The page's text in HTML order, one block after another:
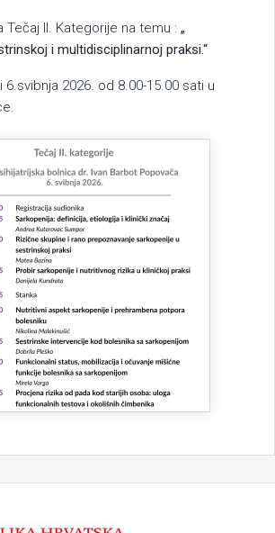
Tečaj II. Kategorije na temu : „
i multidisciplinarnoj praksi.“
2026. od 8.00-15.00 sati u